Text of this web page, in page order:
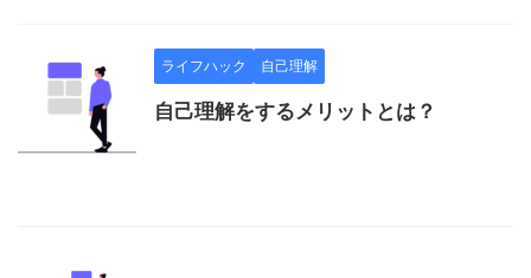
ライフハック 自己理解
自己理解をするメリットとは？